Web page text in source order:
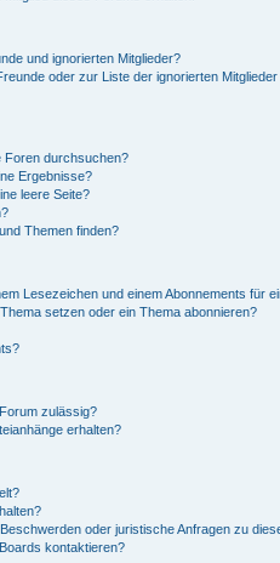
und ignorierten Mitglieder?
oder zur Liste der ignorierten
Foren durchsuchen?
Ergebnisse?
leere Seite?
Themen finden?
Lesezeichen und einem Abonnements für
setzen oder ein Thema abonnieren?
zulässig?
erhalten?
oder juristische Anfragen zu
kontaktieren?